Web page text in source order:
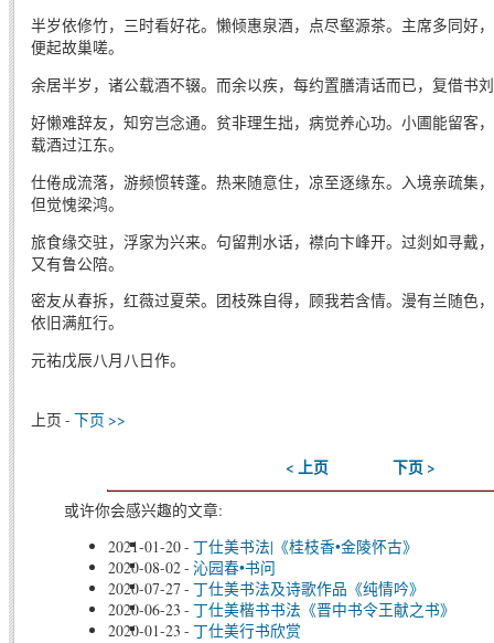
半岁依修竹，三时看好花。懒倾惠泉酒，点尽壑源茶。主席多同好
便起故巢嗟。
余居半岁，诸公载酒不辍。而余以疾，每约置膳清话而已，复借书
好懒难辞友，知穷岂念通。贫非理生拙，病觉养心功。小圃能留客
载酒过江东。
仕倦成流落，游频惯转蓬。热来随意住，凉至逐缘东。入境亲疏集
但觉愧梁鸿。
旅食缘交驻，浮家为兴来。句留荆水话，襟向卞峰开。过剡如寻戴
又有鲁公陪。
密友从春拆，红薇过夏荣。团枝殊自得，顾我若含情。漫有兰随色
依旧满舡行。
元祐戊辰八月八日作。
上页 - 下页 >>
< 上页 下页 >
或许你会感兴趣的文章:
2021-01-20- 丁仕美书法|《桂枝香•金陵怀古》
2020-08-02- 沁园春•书问
2020-07-27 - 丁仕美书法及诗歌作品《纯情吟》
2020-06-23 - 丁仕美楷书书法《晋中书令王献之书》
2020-01-23 - 丁仕美行书欣赏